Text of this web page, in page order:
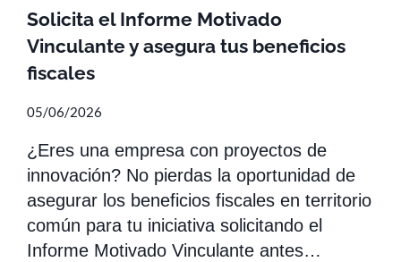
Solicita el Informe Motivado
Vinculante y asegura tus beneficios
fiscales
05/06/2026
¿Eres una empresa con proyectos de
innovación? No pierdas la oportunidad de
asegurar los beneficios fiscales en territorio
común para tu iniciativa solicitando el
Informe Motivado Vinculante antes…